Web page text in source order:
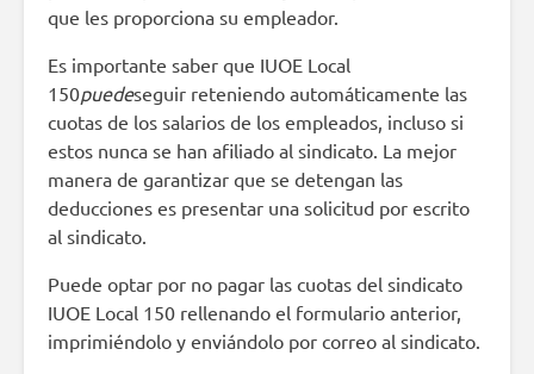
que les proporciona su empleador.
Es importante saber que IUOE Local
150puedeseguir reteniendo automáticamente las
cuotas de los salarios de los empleados, incluso si
estos nunca se han afiliado al sindicato. La mejor
manera de garantizar que se detengan las
deducciones es presentar una solicitud por escrito
al sindicato.
Puede optar por no pagar las cuotas del sindicato
IUOE Local 150 rellenando el formulario anterior,
imprimiéndolo y enviándolo por correo al sindicato.